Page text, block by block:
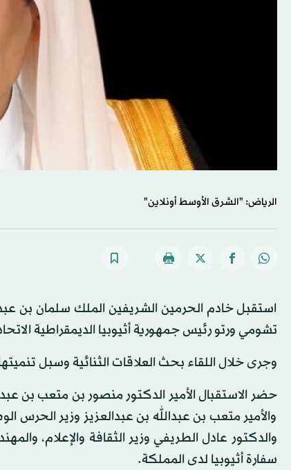
الرياض: "الشرق الأوسط أونلاين"
استقبل خادم الحرمين الشريفين الملك سلمان بن عبد
تشومي ورتو رئيس جمهورية أثيوبيا الديمقراطية
وجرى خلال اللقاء بحث العلاقات الثنائية وسبل
حضر الاستقبال الأمير الدكتور منصور بن متعب بن
والأمير متعب بن عبدالله بن عبدالعزيز وزير الحرس
والدكتور عادل الطريفي وزير الثقافة والإعلام،
سفارة أثيوبيا لدى المملكة.